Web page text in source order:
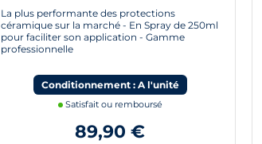
La plus performante des protections
céramique sur la marché - En Spray de 250ml
pour faciliter son application - Gamme
professionnelle
Conditionnement : A l'unité
Satisfait ou remboursé
89,90 €